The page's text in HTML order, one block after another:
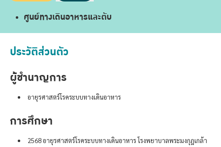
ศูนย์ทางเดินอาหารและตับ
ประวัติส่วนตัว
ผู้ชำนาญการ
อายุรศาสตร์โรคระบบทางเดินอาหาร
การศึกษา
2568 อายุรศาสตร์โรคระบบทางเดินอาหาร โรงพยาบาลพระมงกุฎเกล้า